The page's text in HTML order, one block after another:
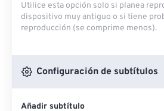
Utilice esta opción solo si planea
dispositivo muy antiguo o si tiene
reproducción (se comprime menos).
Configuración de subtítulos
Añadir subtítulo